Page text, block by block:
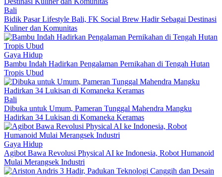
Bali
Bidik Pasar Lifestyle Bali, FK Social Brew Hadir Sebagai Destinasi
Kuliner dan Komunitas
Gaya Hidup
Bambu Indah Hadirkan Pengalaman Pernikahan di Tengah Hutan
Tropis Ubud
Bali
Dibuka untuk Umum, Pameran Tunggal Mahendra Mangku
Hadirkan 34 Lukisan di Komaneka Keramas
Gaya Hidup
Agibot Bawa Revolusi Physical AI ke Indonesia, Robot Humanoid
Mulai Merangsek Industri